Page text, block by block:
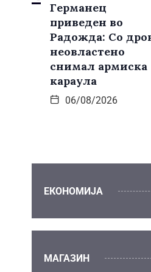
Германец
приведен во
Радожда: Со
неовластено
снимал армиска
караула
06/08/2026
ЕКОНОМИЈА
МАГАЗИН